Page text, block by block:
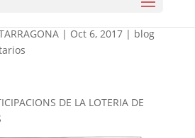
| Oct 6, 2017| blog
DE LA LOTERIA DE